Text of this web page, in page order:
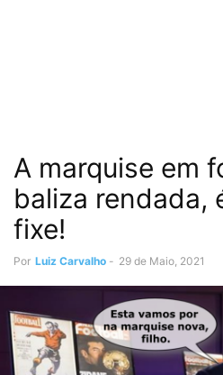
A marquise em
baliza rendada,
fixe!
Por Luiz Carvalho - 29 de Maio, 2021